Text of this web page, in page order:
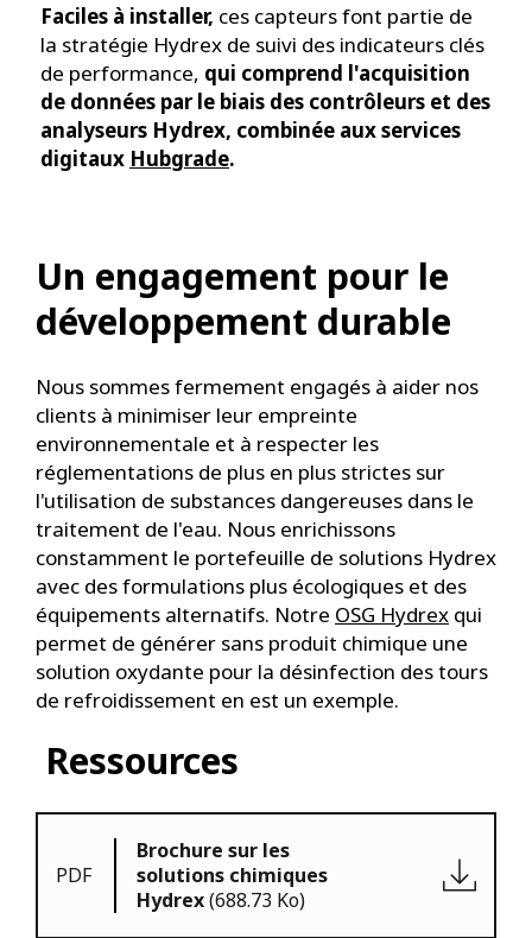
Faciles à installer, ces capteurs font partie de
la stratégie Hydrex de suivi des indicateurs clés
de performance, qui comprend l'acquisition
de données par le biais des contrôleurs et des
analyseurs Hydrex, combinée aux services
digitaux Hubgrade.
Un engagement pour le
développement durable
Nous sommes fermement engagés à aider nos
clients à minimiser leur empreinte
environnementale et à respecter les
réglementations de plus en plus strictes sur
l'utilisation de substances dangereuses dans le
traitement de l'eau. Nous enrichissons
constamment le portefeuille de solutions Hydrex
avec des formulations plus écologiques et des
équipements alternatifs. Notre OSG Hydrex qui
permet de générer sans produit chimique une
solution oxydante pour la désinfection des tours
de refroidissement en est un exemple.
Ressources
PDF
Brochure sur les
solutions chimiques
Hydrex(688.73 Ko)